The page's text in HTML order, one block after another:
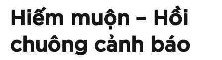
Hiếm muộn – Hồi
chuông cảnh báo